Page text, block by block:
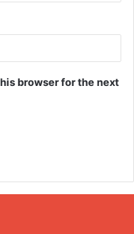
browser for the next